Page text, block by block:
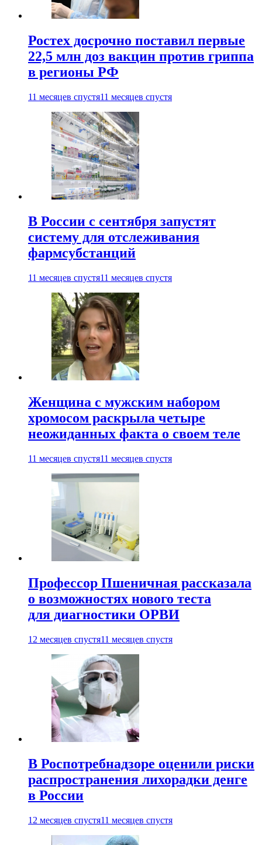
Ростех досрочно поставил первые
22,5 млн доз вакцин против гриппа
в регионы РФ
11 месяцев спустя11 месяцев спустя
В России с сентября запустят
систему для отслеживания
фармсубстанций
11 месяцев спустя11 месяцев спустя
Женщина с мужским набором
хромосом раскрыла четыре
неожиданных факта о своем теле
11 месяцев спустя11 месяцев спустя
Профессор Пшеничная рассказала
о возможностях нового теста
для диагностики ОРВИ
12 месяцев спустя11 месяцев спустя
В Роспотребнадзоре оценили риски
распространения лихорадки денге
в России
12 месяцев спустя11 месяцев спустя